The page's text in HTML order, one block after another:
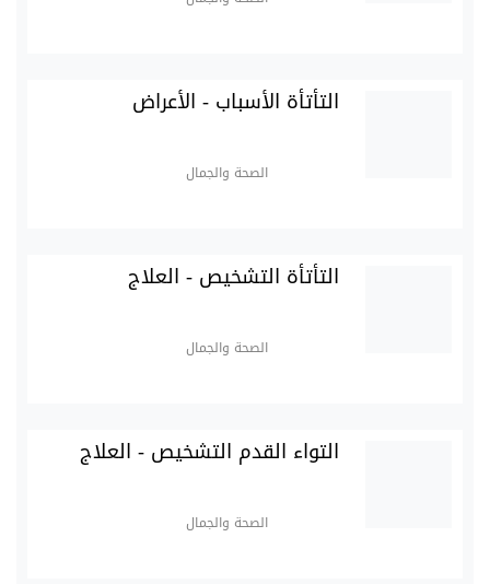
التأتأة الأسباب - الأعراض
الصحة والجمال
التأتأة التشخيص - العلاج
الصحة والجمال
التواء القدم التشخيص - العلاج
الصحة والجمال